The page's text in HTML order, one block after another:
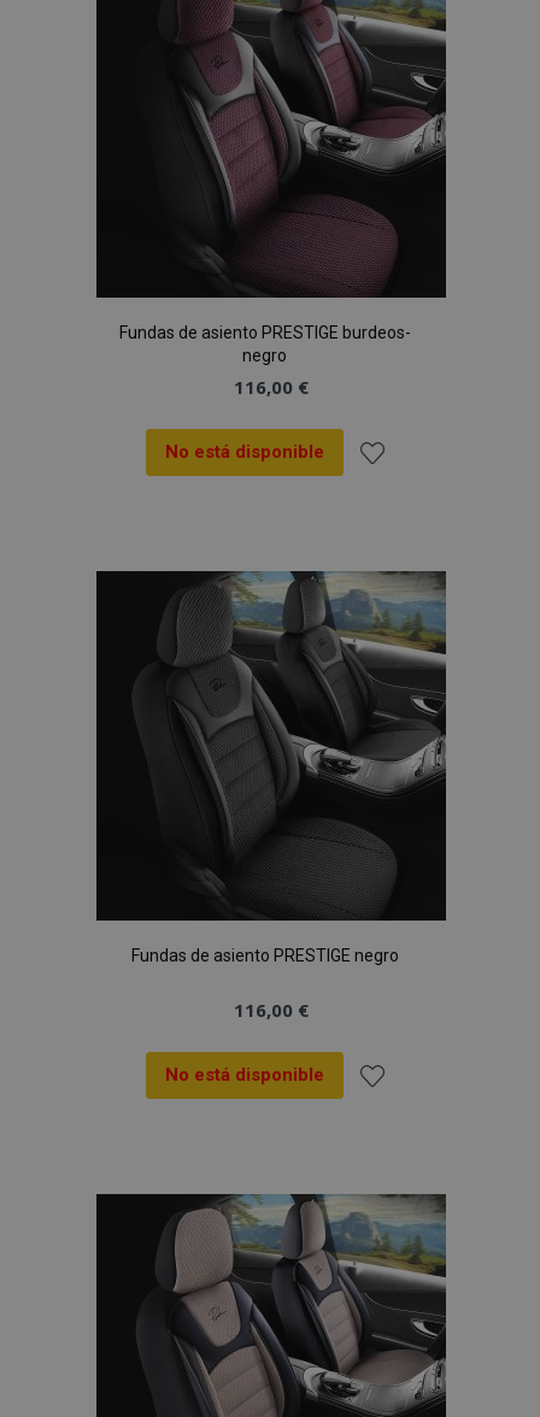
de
Deseos
Fundas de asiento PRESTIGE burdeos-
negro
116,00 €
No está disponible
Lista
de
Deseos
Fundas de asiento PRESTIGE negro
116,00 €
No está disponible
Lista
de
Deseos